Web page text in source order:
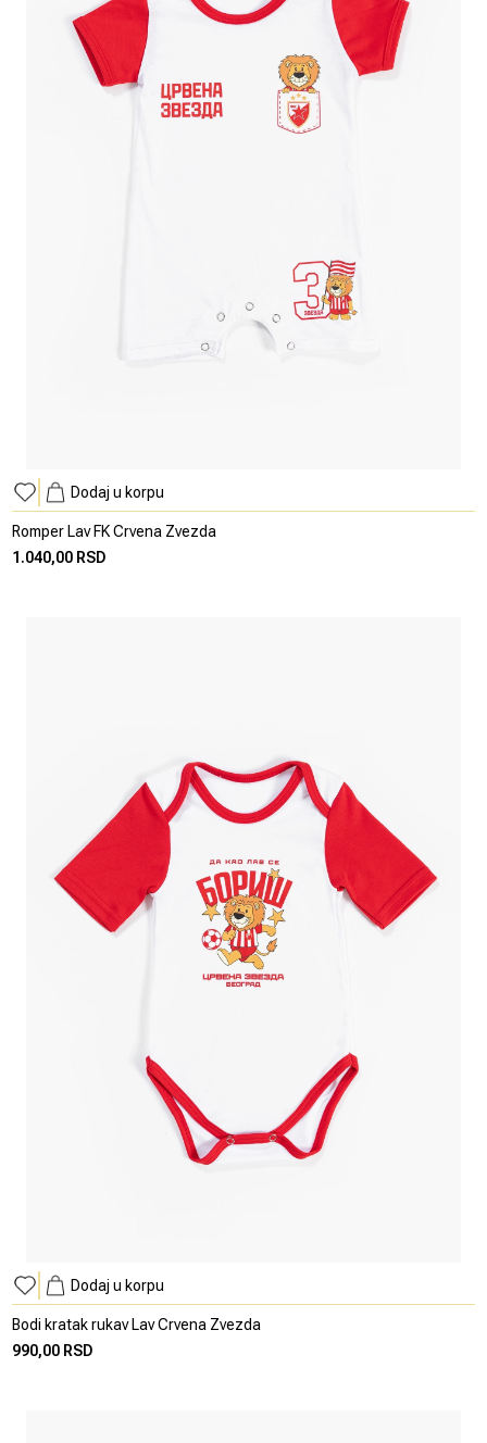
Dodaj u korpu
Romper Lav FK Crvena Zvezda
1.040,00 RSD
Dodaj u korpu
Bodi kratak rukav Lav Crvena Zvezda
990,00 RSD